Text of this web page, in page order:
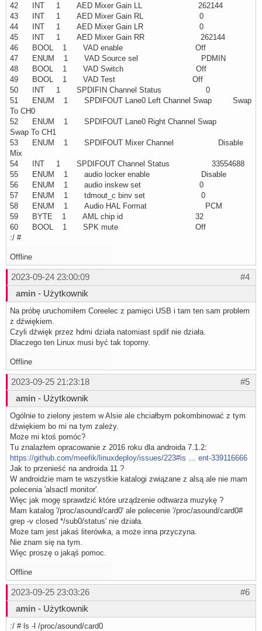
42 INT 1 AED Mixer Gain LL 262144
43 INT 1 AED Mixer Gain RL 0
44 INT 1 AED Mixer Gain LR 0
45 INT 1 AED Mixer Gain RR 262144
46 BOOL 1 VAD enable Off
47 ENUM 1 VAD Source sel PDMIN
48 BOOL 1 VAD Switch Off
49 BOOL 1 VAD Test Off
50 INT 1 SPDIFIN Channel Status 0
51 ENUM 1 SPDIFOUT Lane0 Left Channel Swap Swap
To CH0
52 ENUM 1 SPDIFOUT Lane0 Right Channel Swap
Swap To CH1
53 ENUM 1 SPDIFOUT Mixer Channel Disable
Mix
54 INT 1 SPDIFOUT Channel Status 33554688
55 ENUM 1 audio locker enable Disable
56 ENUM 1 audio inskew set 0
57 ENUM 1 tdmout_c binv set 0
58 ENUM 1 Audio HAL Format PCM
59 BYTE 1 AML chip id 32
60 BOOL 1 SPK mute Off
:/ #
Offline
#4
2023-09-24 23:00:09
amin - Użytkownik
Na próbę uruchomiłem Coreelec z pamięci USB i tam ten sam problem
z dźwiękiem.
Czyli dźwięk przez hdmi działa natomiast spdif nie działa.
Dlaczego ten Linux musi być tak toporny.
Offline
#5
2023-09-25 21:23:18
amin - Użytkownik
Ogólnie to zielony jestem w Alsie ale chciałbym pokombinować z tym
dźwiękiem bo mi na tym zależy.
Może mi ktoś pomóc?
Tu znalazłem opracowanie z 2016 roku dla androida 7.1.2:
https://github.com/meefik/linuxdeploy/issues/223#is … ent-339116666
Jak to przenieść na androida 11 ?
W androidzie mam te wszystkie katalogi związane z alsą ale nie mam
polecenia 'alsactl monitor'.
Więc jak mogę sprawdzić które urządzenie odtwarza muzykę ?
Mam katalog '/proc/asound/card0' ale polecenie '/proc/asound/card0#
grep -v closed */sub0/status' nie działa.
Może tam jest jakaś literówka, a może inna przyczyna.
Nie znam się na tym.
Więc proszę o jakąś pomoc.
Offline
#6
2023-09-25 23:03:26
amin - Użytkownik
:/ # ls -l /proc/asound/card0